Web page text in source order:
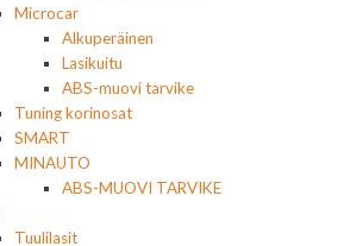
Microcar
Alkuperäinen
Lasikuitu
ABS-muovi tarvike
Tuning korinosat
SMART
MINAUTO
ABS-MUOVI TARVIKE
Tuulilasit